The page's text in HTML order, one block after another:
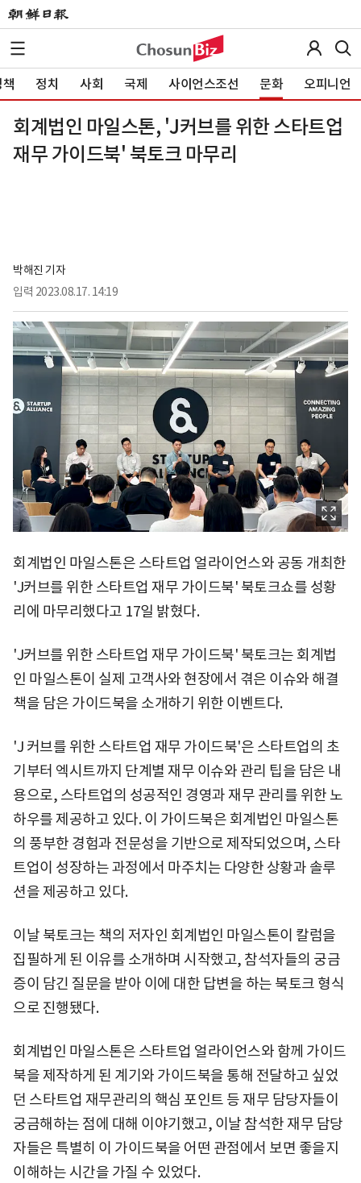
정치 사회 국제 사이언스조선 문화 오피니언
회계법인 마일스톤, 'J커브를 위한 스타트업
재무 가이드북' 북토크 마무리
박해진 기자
입력 2023.08.17. 14:19
회계법인 마일스톤은 스타트업 얼라이언스와 공동 개최한
'J커브를 위한 스타트업 재무 가이드북' 북토크쇼를 성황
리에 마무리했다고 17일 밝혔다.
'J커브를 위한 스타트업 재무 가이드북' 북토크는 회계법
인 마일스톤이 실제 고객사와 현장에서 겪은 이슈와 해결
책을 담은 가이드북을 소개하기 위한 이벤트다.
'J 커브를 위한 스타트업 재무 가이드북'은 스타트업의 초
기부터 엑시트까지 단계별 재무 이슈와 관리 팁을 담은 내
용으로, 스타트업의 성공적인 경영과 재무 관리를 위한 노
하우를 제공하고 있다. 이 가이드북은 회계법인 마일스톤
의 풍부한 경험과 전문성을 기반으로 제작되었으며, 스타
트업이 성장하는 과정에서 마주치는 다양한 상황과 솔루
션을 제공하고 있다.
이날 북토크는 책의 저자인 회계법인 마일스톤이 칼럼을
집필하게 된 이유를 소개하며 시작했고, 참석자들의 궁금
증이 담긴 질문을 받아 이에 대한 답변을 하는 북토크 형식
으로 진행됐다.
회계법인 마일스톤은 스타트업 얼라이언스와 함께 가이드
북을 제작하게 된 계기와 가이드북을 통해 전달하고 싶었
던 스타트업 재무관리의 핵심 포인트 등 재무 담당자들이
궁금해하는 점에 대해 이야기했고, 이날 참석한 재무 담당
자들은 특별히 이 가이드북을 어떤 관점에서 보면 좋을지
이해하는 시간을 가질 수 있었다.